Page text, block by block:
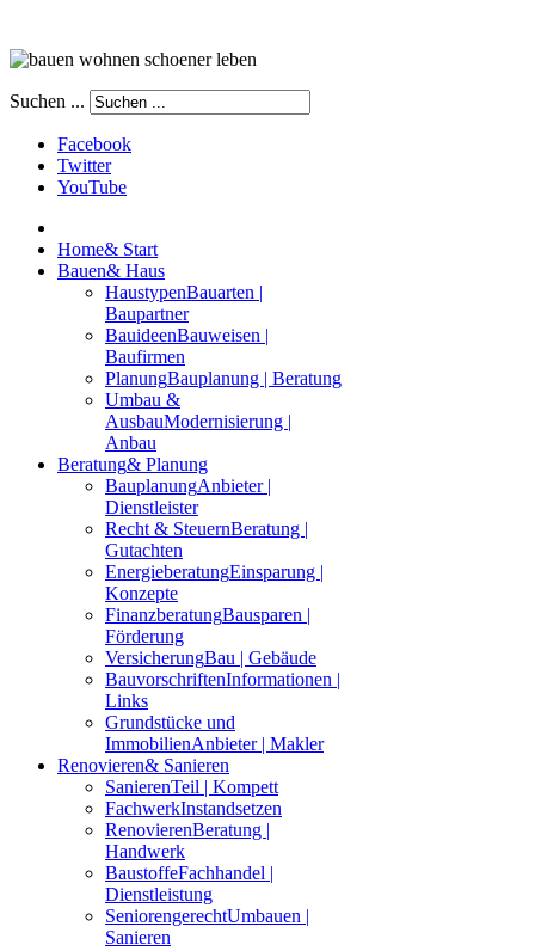
Suchen ...
Facebook
Twitter
YouTube
Home& Start
Bauen& Haus
HaustypenBauarten |
Baupartner
BauideenBauweisen |
Baufirmen
PlanungBauplanung | Beratung
Umbau &
AusbauModernisierung |
Anbau
Beratung& Planung
BauplanungAnbieter |
Dienstleister
Recht & SteuernBeratung |
Gutachten
EnergieberatungEinsparung |
Konzepte
FinanzberatungBausparen |
Förderung
VersicherungBau | Gebäude
BauvorschriftenInformationen |
Links
Grundstücke und
ImmobilienAnbieter | Makler
Renovieren& Sanieren
SanierenTeil | Kompett
FachwerkInstandsetzen
RenovierenBeratung |
Handwerk
BaustoffeFachhandel |
Dienstleistung
SeniorengerechtUmbauen |
Sanieren